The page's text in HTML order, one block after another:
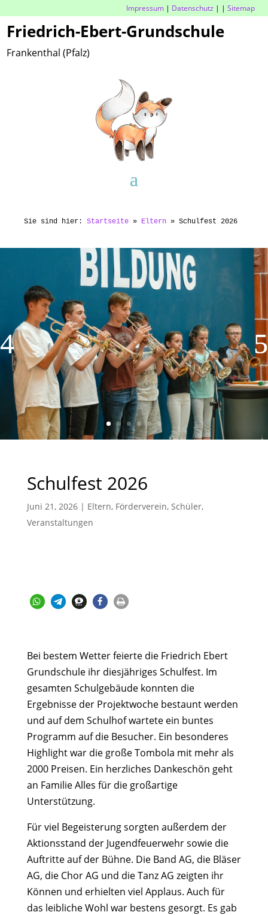
Impressum| Datenschutz | | Sitemap
Friedrich-Ebert-Grundschule
Frankenthal (Pfalz)
Sie sind hier: Startseite » Eltern » Schulfest 2026
Schulfest 2026
Juni 21, 2026| Eltern, Förderverein, Schüler,
Veranstaltungen
Bei bestem Wetter feierte die Friedrich Ebert
Grundschule ihr diesjähriges Schulfest. Im
gesamten Schulgebäude konnten die
Ergebnisse der Projektwoche bestaunt werden
und auf dem Schulhof wartete ein buntes
Programm auf die Besucher. Ein besonderes
Highlight war die große Tombola mit mehr als
2000 Preisen. Ein herzliches Dankeschön geht
an Familie Alles für die großartige
Unterstützung.
Für viel Begeisterung sorgten außerdem der
Aktionsstand der Jugendfeuerwehr sowie die
Auftritte auf der Bühne. Die Band AG, die Bläser
AG, die Chor AG und die Tanz AG zeigten ihr
Können und erhielten viel Applaus. Auch für
das leibliche Wohl war bestens gesorgt. Es gab